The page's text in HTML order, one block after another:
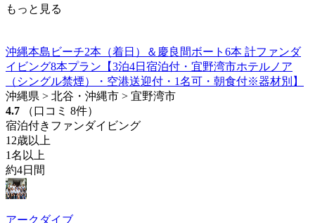
もっと見る
沖縄本島ビーチ2本（着日）＆慶良間ボート6本 計ファンダ
イビング8本プラン【3泊4日宿泊付・宜野湾市ホテルノア
（シングル禁煙）・空港送迎付・1名可・朝食付※器材別】
沖縄県 > 北谷・沖縄市 > 宜野湾市
4.7
（口コミ 8件）
宿泊付きファンダイビング
12歳以上
1名以上
約4日間
アークダイブ